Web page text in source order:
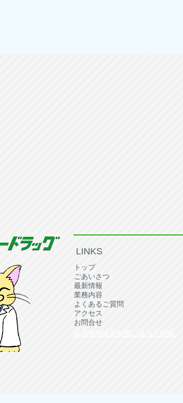
​LINKS
トップ
ごあいさつ
最新情報
業務内容
よくあるご質問
アクセス
お問合せ